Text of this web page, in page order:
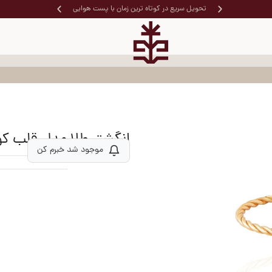
تحویل سریع در کوتاه ترین زمان با پست هوایی
انگشتر طلا مدل قلب
موجود شد خبرم کن